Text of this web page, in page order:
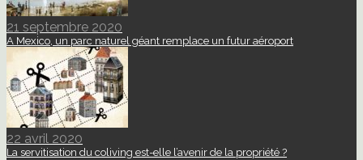
21 septembre 2020
A Mexico, un parc naturel géant remplace un futur aéroport
22 avril 2020
La servitisation du coliving est-elle l’avenir de la propriété ?